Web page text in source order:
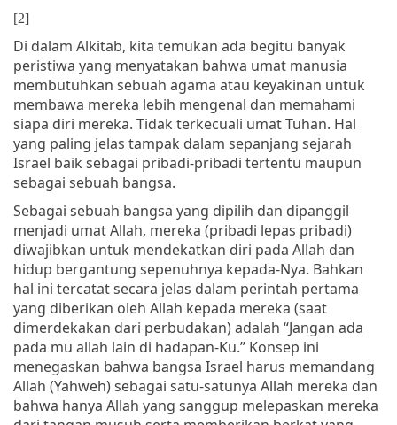
[2]
Di dalam Alkitab, kita temukan ada begitu banyak
peristiwa yang menyatakan bahwa umat manusia
membutuhkan sebuah agama atau keyakinan untuk
membawa mereka lebih mengenal dan memahami
siapa diri mereka. Tidak terkecuali umat Tuhan. Hal
yang paling jelas tampak dalam sepanjang sejarah
Israel baik sebagai pribadi-pribadi tertentu maupun
sebagai sebuah bangsa.
Sebagai sebuah bangsa yang dipilih dan dipanggil
menjadi umat Allah, mereka (pribadi lepas pribadi)
diwajibkan untuk mendekatkan diri pada Allah dan
hidup bergantung sepenuhnya kepada-Nya. Bahkan
hal ini tercatat secara jelas dalam perintah pertama
yang diberikan oleh Allah kepada mereka (saat
dimerdekakan dari perbudakan) adalah “Jangan ada
pada mu allah lain di hadapan-Ku.” Konsep ini
menegaskan bahwa bangsa Israel harus memandang
Allah (Yahweh) sebagai satu-satunya Allah mereka dan
bahwa hanya Allah yang sanggup melepaskan mereka